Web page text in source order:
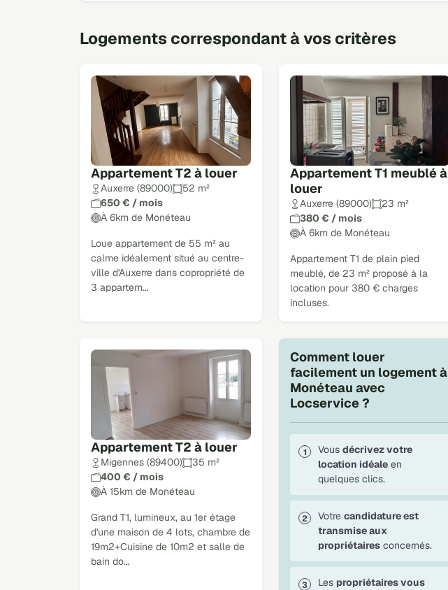
Logements correspondant à vos critères
Appartement T2 à louer
Auxerre (89000)
52 m²
650 € / mois
À 6km de Monéteau
Loue appartement de 55 m² au
calme idéalement situé au centre-
ville d'Auxerre dans copropriété de
3 appartem…
Appartement T1 meublé à
louer
Auxerre (89000)
23 m²
380 € / mois
À 6km de Monéteau
Appartement T1 de plain pied
meublé, de 23 m² proposé à la
location pour 380 € charges
incluses.
Appartement T2 à louer
Migennes (89400)
35 m²
400 € / mois
À 15km de Monéteau
Grand T1, lumineux, au 1er étage
d'une maison de 4 lots, chambre de
19m2+Cuisine de 10m2 et salle de
bain do…
Comment louer
facilement un logement à
Monéteau avec
Locservice ?
Vous décrivez votre
location idéale en
quelques clics.
Votre candidature est
transmise aux
propriétaires concernés.
Les propriétaires vous